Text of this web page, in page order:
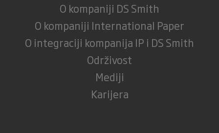
O kompaniji DS Smith
O kompaniji International Paper
O integraciji kompanija IP i DS Smith
Održivost
Mediji
Karijera